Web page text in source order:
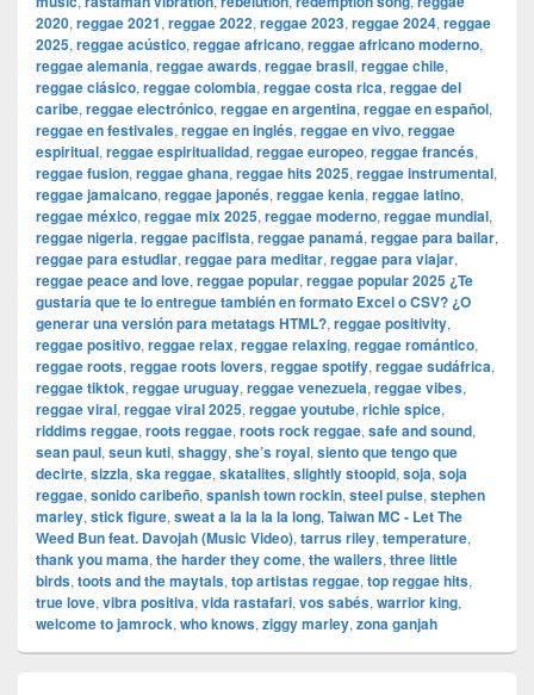
2020, reggae 2021, reggae 2022, reggae 2023, reggae 2024, reggae
2025, reggae acústico, reggae africano, reggae africano moderno,
reggae alemania, reggae awards, reggae brasil, reggae chile,
reggae clásico, reggae colombia, reggae costa rica, reggae del
caribe, reggae electrónico, reggae en argentina, reggae en español,
reggae en festivales, reggae en inglés, reggae en vivo, reggae
espiritual, reggae espiritualidad, reggae europeo, reggae francés,
reggae fusion, reggae ghana, reggae hits 2025, reggae instrumental,
reggae jamaicano, reggae japonés, reggae kenia, reggae latino,
reggae méxico, reggae mix 2025, reggae moderno, reggae mundial,
reggae nigeria, reggae pacifista, reggae panamá, reggae para bailar,
reggae para estudiar, reggae para meditar, reggae para viajar,
reggae peace and love, reggae popular, reggae popular 2025 ¿Te
gustaría que te lo entregue también en formato Excel o CSV? ¿O
generar una versión para metatags HTML?, reggae positivity,
reggae positivo, reggae relax, reggae relaxing, reggae romántico,
reggae roots, reggae roots lovers, reggae spotify, reggae sudáfrica,
reggae tiktok, reggae uruguay, reggae venezuela, reggae vibes,
reggae viral, reggae viral 2025, reggae youtube, richie spice,
riddims reggae, roots reggae, roots rock reggae, safe and sound,
sean paul, seun kuti, shaggy, she’s royal, siento que tengo que
decirte, sizzla, ska reggae, skatalites, slightly stoopid, soja, soja
reggae, sonido caribeño, spanish town rockin, steel pulse, stephen
marley, stick figure, sweat a la la la la long, Taiwan MC - Let The
Weed Bun feat. Davojah (Music Video), tarrus riley, temperature,
thank you mama, the harder they come, the wailers, three little
birds, toots and the maytals, top artistas reggae, top reggae hits,
true love, vibra positiva, vida rastafari, vos sabés, warrior king,
welcome to jamrock, who knows, ziggy marley, zona ganjah